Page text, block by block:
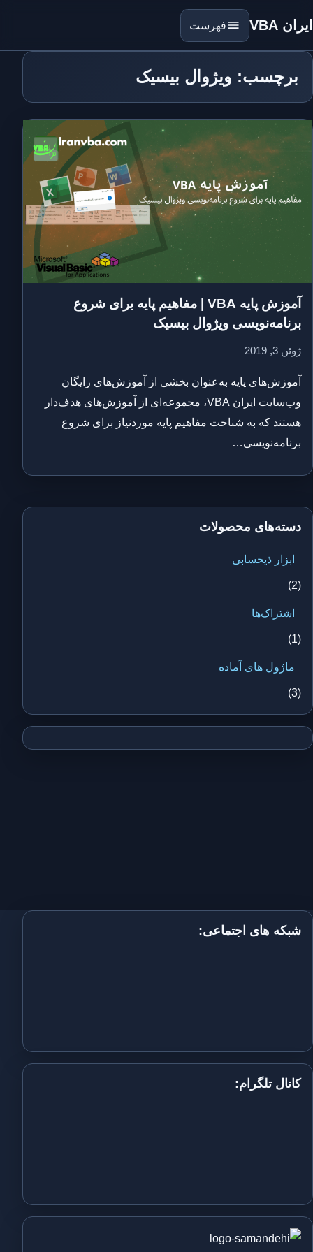
ایران VBA فهرست
برچسب: ویژوال بیسیک
آموزش پایه VBA | مفاهیم پایه برای شروع
برنامه‌نویسی ویژوال بیسیک
ژوئن 3, 2019
آموزش‌های پایه به‌عنوان بخشی از آموزش‌های رایگان
وب‌سایت ایران VBA، مجموعه‌ای از آموزش‌های هدف‌دار
هستند که به شناخت مفاهیم پایه موردنیاز برای شروع
برنامه‌نویسی…
دسته‌های محصولات
ابزار ذیحسابی
(2)
اشتراک‌ها
(1)
ماژول های آماده
(3)
شبکه های اجتماعی:
کانال تلگرام: